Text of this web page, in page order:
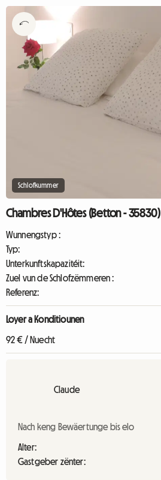
Schlofkummer
Chambres D'Hôtes (Betton - 35830)
Wunnengstyp :
Typ:
Unterkunftskapazitéit:
Zuel vun de Schlofzëmmeren :
Referenz:
Loyer a Konditiounen
92 € / Nuecht
Claude
Nach keng Bewäertunge bis elo
Alter:
Gastgeber zënter: